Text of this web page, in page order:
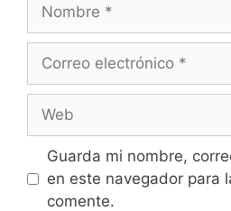
electrónico
Guarda mi nombre,
en este navegador para
comente.